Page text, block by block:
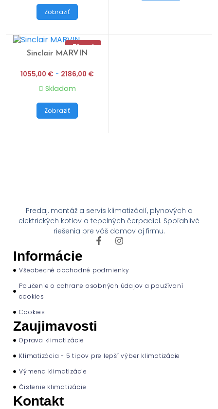
Zobraziť
Zľava!
Sinclair MARVIN
1055,00 € - 2186,00 €
Skladom
Zobraziť
Predaj, montáž a servis klimatizácií, plynových a
elektrických kotlov a tepelných čerpadiel. Spoľahlivé
riešenia pre váš domov aj firmu.
Informácie
Všeobecné obchodné podmienky
Poučenie o ochrane osobných údajov a používaní
cookies
Cookies
Zaujimavosti
Oprava klimatizácie
Klimatizácia - 5 tipov pre lepší výber klimatizácie
Výmena klimatizácie
Čistenie klimatizácie
Kontakt